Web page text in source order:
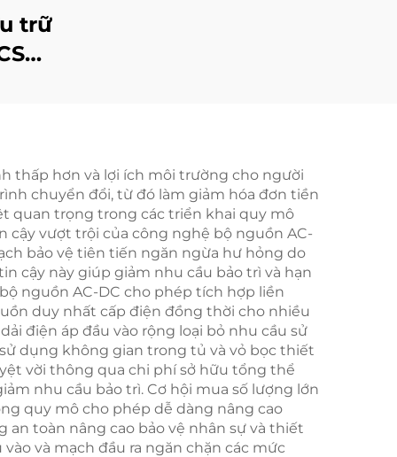
trữ
thấp hơn và lợi ích môi trường cho người
chuyển đổi, từ đó làm giảm hóa đơn tiền
quan trọng trong các triển khai quy mô
vượt trội của công nghệ bộ nguồn AC-
bảo vệ tiên tiến ngăn ngừa hư hỏng do
cậy này giúp giảm nhu cầu bảo trì và hạn
nguồn AC-DC cho phép tích hợp liền
duy nhất cấp điện đồng thời cho nhiều
điện áp đầu vào rộng loại bỏ nhu cầu sử
dụng không gian trong tủ và vỏ bọc thiết
vời thông qua chi phí sở hữu tổng thể
nhu cầu bảo trì. Cơ hội mua số lượng lớn
quy mô cho phép dễ dàng nâng cao
toàn nâng cao bảo vệ nhân sự và thiết
và mạch đầu ra ngăn chặn các mức